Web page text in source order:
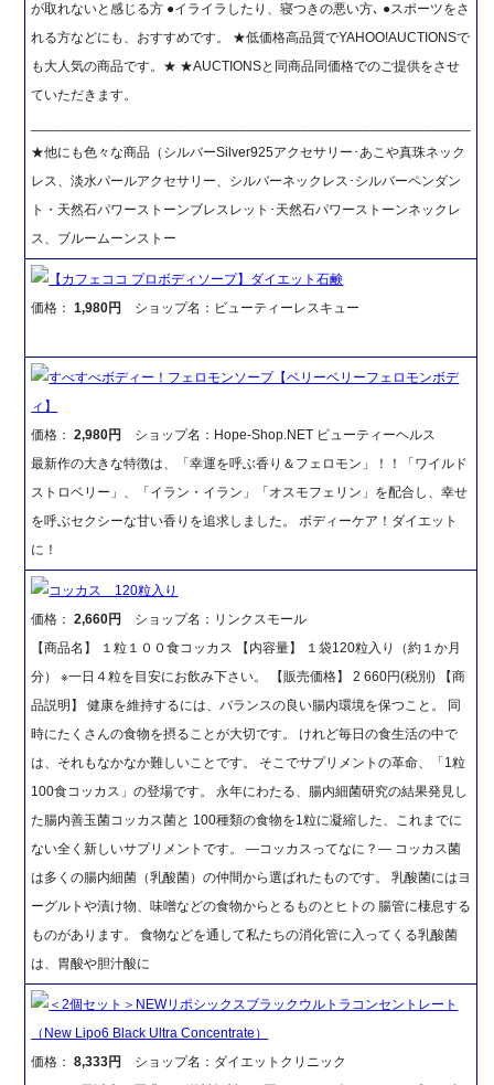
が取れないと感じる方 ●イライラしたり、寝つきの悪い方､ ●スポーツをさ
れる方などにも、おすすめです。 ★低価格高品質でYAHOO!AUCTIONSで
も大人気の商品です。★ ★AUCTIONSと同商品同価格でのご提供をさせ
ていただきます。
★他にも色々な商品（シルバーSilver925アクセサリー･あこや真珠ネック
レス、淡水パールアクセサリー、シルバーネックレス･シルバーペンダン
ト・天然石パワーストーンブレスレット･天然石パワーストーンネックレ
ス、ブルームーンストー
【カフェココ プロボディソープ】ダイエット石鹸
価格：1,980円 ショップ名：ビューティーレスキュー
すべすべボディー！フェロモンソープ【ベリーベリーフェロモンボデ
ィ】
価格：2,980円
ショップ名：Hope-Shop.NET ビューティーヘルス
最新作の大きな特徴は、「幸運を呼ぶ香り＆フェロモン」！！「ワイルド
ストロベリー」、「イラン・イラン」「オスモフェリン」を配合し、幸せ
を呼ぶセクシーな甘い香りを追求しました。 ボディーケア！ダイエット
に！
コッカス 120粒入り
価格：2,660円
ショップ名：リンクスモール
【商品名】 １粒１００食コッカス 【内容量】 １袋120粒入り（約１か月
分） ※一日４粒を目安にお飲み下さい。 【販売価格】 2 660円(税別) 【商
品説明】 健康を維持するには、バランスの良い腸内環境を保つこと。 同
時にたくさんの食物を摂ることが大切です。 けれど毎日の食生活の中で
は、それもなかなか難しいことです。 そこでサプリメントの革命、「1粒
100食コッカス」の登場です。 永年にわたる、腸内細菌研究の結果発見し
た腸内善玉菌コッカス菌と 100種類の食物を1粒に凝縮した、これまでに
ない全く新しいサプリメントです。 ―コッカスってなに？― コッカス菌
は多くの腸内細菌（乳酸菌）の仲間から選ばれたものです。 乳酸菌にはヨ
ーグルトや漬け物、味噌などの食物からとるものとヒトの 腸管に棲息する
ものがあります。 食物などを通して私たちの消化管に入ってくる乳酸菌
は、胃酸や胆汁酸に
＜2個セット＞NEWリポシックスブラックウルトラコンセントレート
（New Lipo6 Black Ultra Concentrate）
価格：8,333円
ショップ名：ダイエットクリニック